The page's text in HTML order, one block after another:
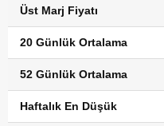
Üst Marj Fiyatı
20 Günlük Ortalama
52 Günlük Ortalama
Haftalık En Düşük